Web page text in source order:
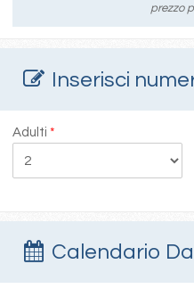
prezzo
Inserisci
Adulti*
Calendario